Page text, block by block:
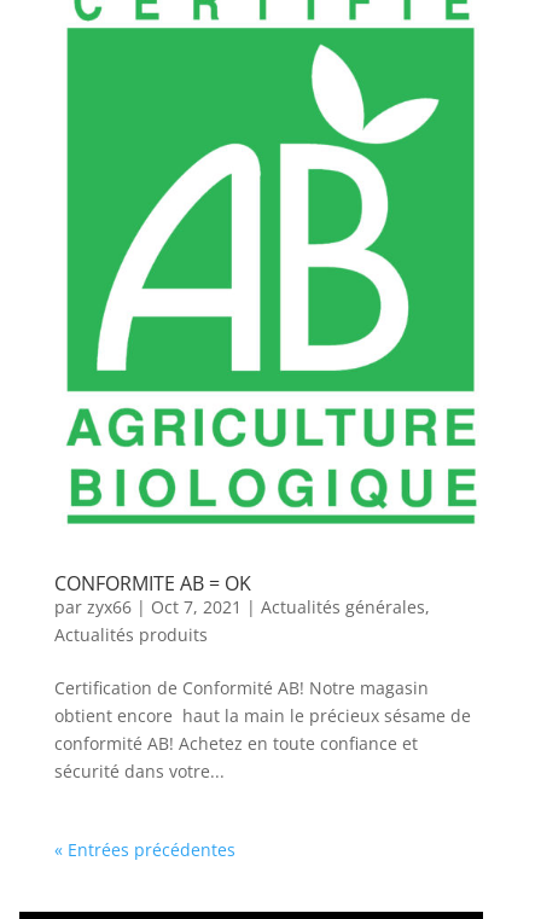
CONFORMITE AB = OK
par zyx66| Oct 7, 2021 | Actualités générales,
Actualités produits
Certification de Conformité AB! Notre magasin
obtient encore haut la main le précieux sésame de
conformité AB! Achetez en toute confiance et
sécurité dans votre...
« Entrées précédentes